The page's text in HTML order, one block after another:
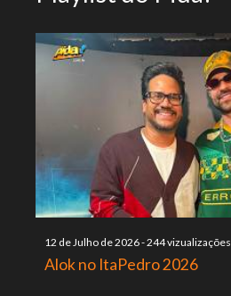
12 de Julho de 2026-244 vizualizações
Alok no ItaPedro 2026